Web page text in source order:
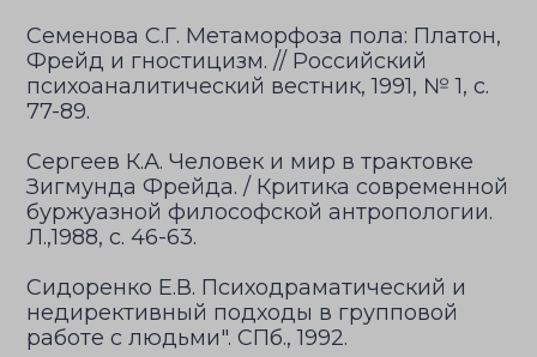
Семенова С.Г. Метаморфоза пола: Платон,
Фрейд и гностицизм. // Российский
психоаналитический вестник, 1991, № 1, с.
77-89.
Сергеев К.А. Человек и мир в трактовке
Зигмунда Фрейда. / Критика современной
буржуазной философской антропологии.
Л.,1988, с. 46-63.
Сидоренко Е.В. Психодраматический и
недирективный подходы в групповой
работе с людьми". СПб., 1992.